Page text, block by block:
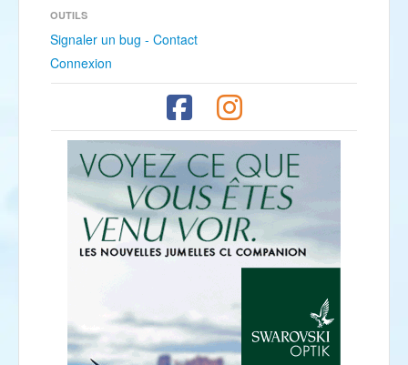
OUTILS
Signaler un bug - Contact
Connexion